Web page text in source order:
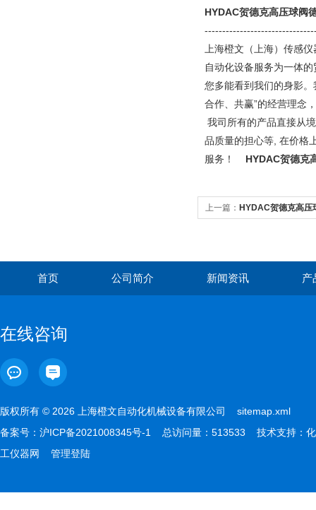
HYDAC贺德克高压球阀
上海橙文（上海）传感
自动化设备服务为一体
您多能看到我们的身影
合作、共赢”的经营理念
我司所有的产品直接从
品质量的担心等, 在价格
服务！ HYDAC贺德克
上一篇： HYDAC贺德克高压
首页 公司简介 新闻资讯 产
在线咨询
版权所有 © 2026 上海橙文自动化机械设备有限公司 sitemap.xml
备案号： 沪ICP备2021008345号-1 总访问量：513533 技术支持： 化
工仪器网
管理登陆